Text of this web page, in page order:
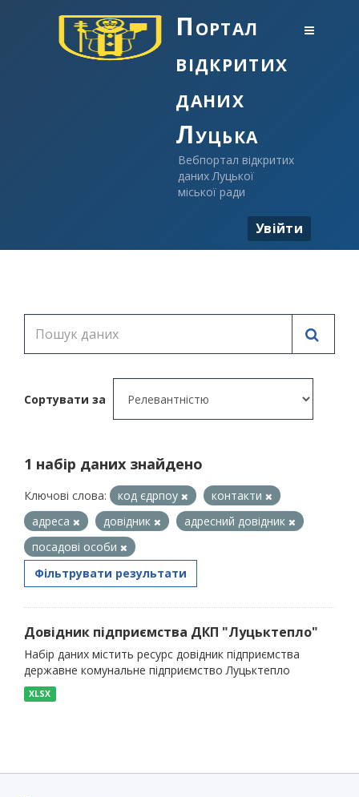
Портал
відкритих
даних
Луцька
Вебпортал відкритих
даних Луцької
міської ради
Увійти
Сортувати за
1 набір даних знайдено
Ключові слова: код єдрпоу
контакти
адреса
довідник
адресний довідник
посадові особи
Фільтрувати результати
Довідник підприємства ДКП "Луцьктепло"
Набір даних містить ресурс довідник підприємства
державне комунальне підприємство Луцьктепло
XLSX